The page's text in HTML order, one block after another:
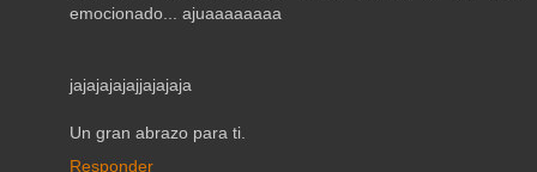
emocionado... ajuaaaaaaaa
jajajajajajjajajaja
Un gran abrazo para ti.
Responder